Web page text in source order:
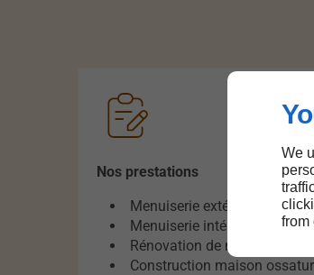
We
from
Nos prestations
Menuiserie extérieure
Menuiserie intérieure
Rénovation de menuiserie
Construction maison